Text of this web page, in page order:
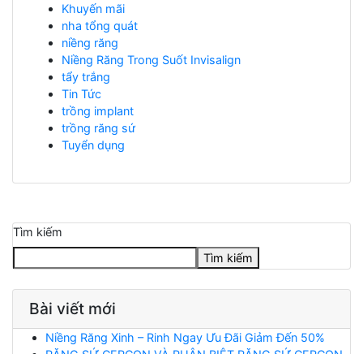
Khuyến mãi
nha tổng quát
niềng răng
Niềng Răng Trong Suốt Invisalign
tẩy trắng
Tin Tức
trồng implant
trồng răng sứ
Tuyển dụng
Tìm kiếm
Tìm kiếm
Bài viết mới
Niềng Răng Xinh – Rinh Ngay Ưu Đãi Giảm Đến 50%